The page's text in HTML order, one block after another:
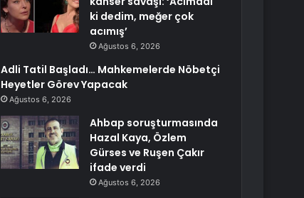
ki dedim, meğer çok
acımış’
Ağustos 6, 2026
Adli Tatil Başladı… Mahkemelerde Nöbetçi
Heyetler Görev Yapacak
Ağustos 6, 2026
Ahbap soruşturmasında
Hazal Kaya, Özlem
Gürses ve Ruşen Çakır
ifade verdi
Ağustos 6, 2026